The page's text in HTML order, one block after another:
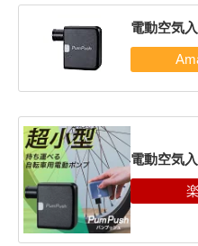
電動空気
電動空気